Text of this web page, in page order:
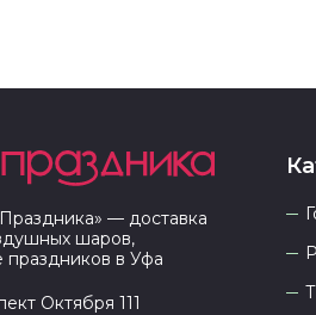
» — доставка
шаров,
в Уфа
Октября 111